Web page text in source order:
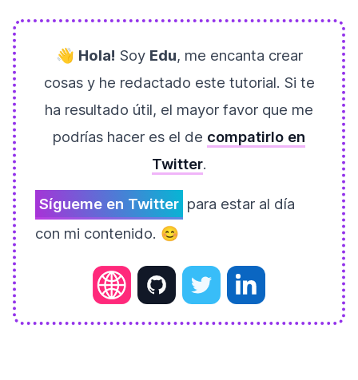
👋 Hola! Soy Edu, me encanta crear
cosas y he redactado este tutorial. Si te
ha resultado útil, el mayor favor que me
podrías hacer es el de compatirlo en
Twitter.
Sígueme en Twitter para estar al día
con mi contenido. 😊